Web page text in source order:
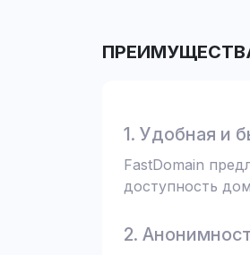
1. Удобная и
FastDomain
доступность
2.